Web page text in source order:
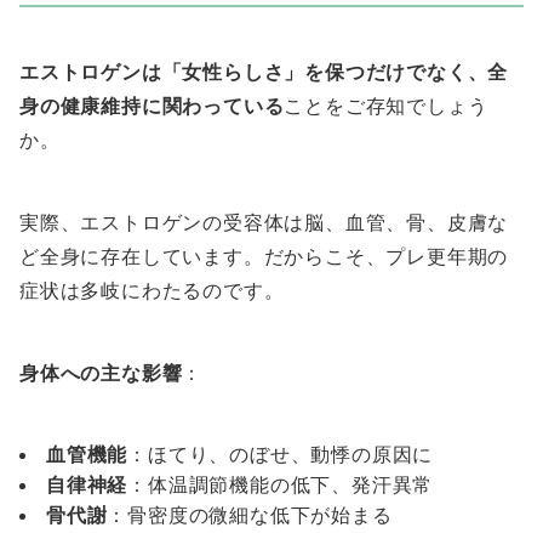
エストロゲンは「女性らしさ」を保つだけでなく、全
身の健康維持に関わっていることをご存知でしょう
か。
実際、エストロゲンの受容体は脳、血管、骨、皮膚な
ど全身に存在しています。だからこそ、プレ更年期の
症状は多岐にわたるのです。
身体への主な影響 ：
血管機能 ：ほてり、のぼせ、動悸の原因に
自律神経 ：体温調節機能の低下、発汗異常
骨代謝 ：骨密度の微細な低下が始まる